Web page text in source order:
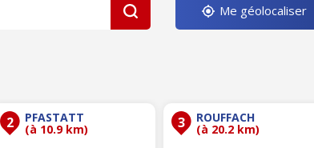
Me géolocaliser
2 PFASTATT
(à 10.9 km)
3 ROUFFACH
(à 20.2 km)